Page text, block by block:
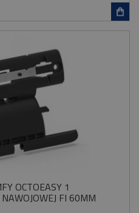
OCTOEASY 1
FI 60MM